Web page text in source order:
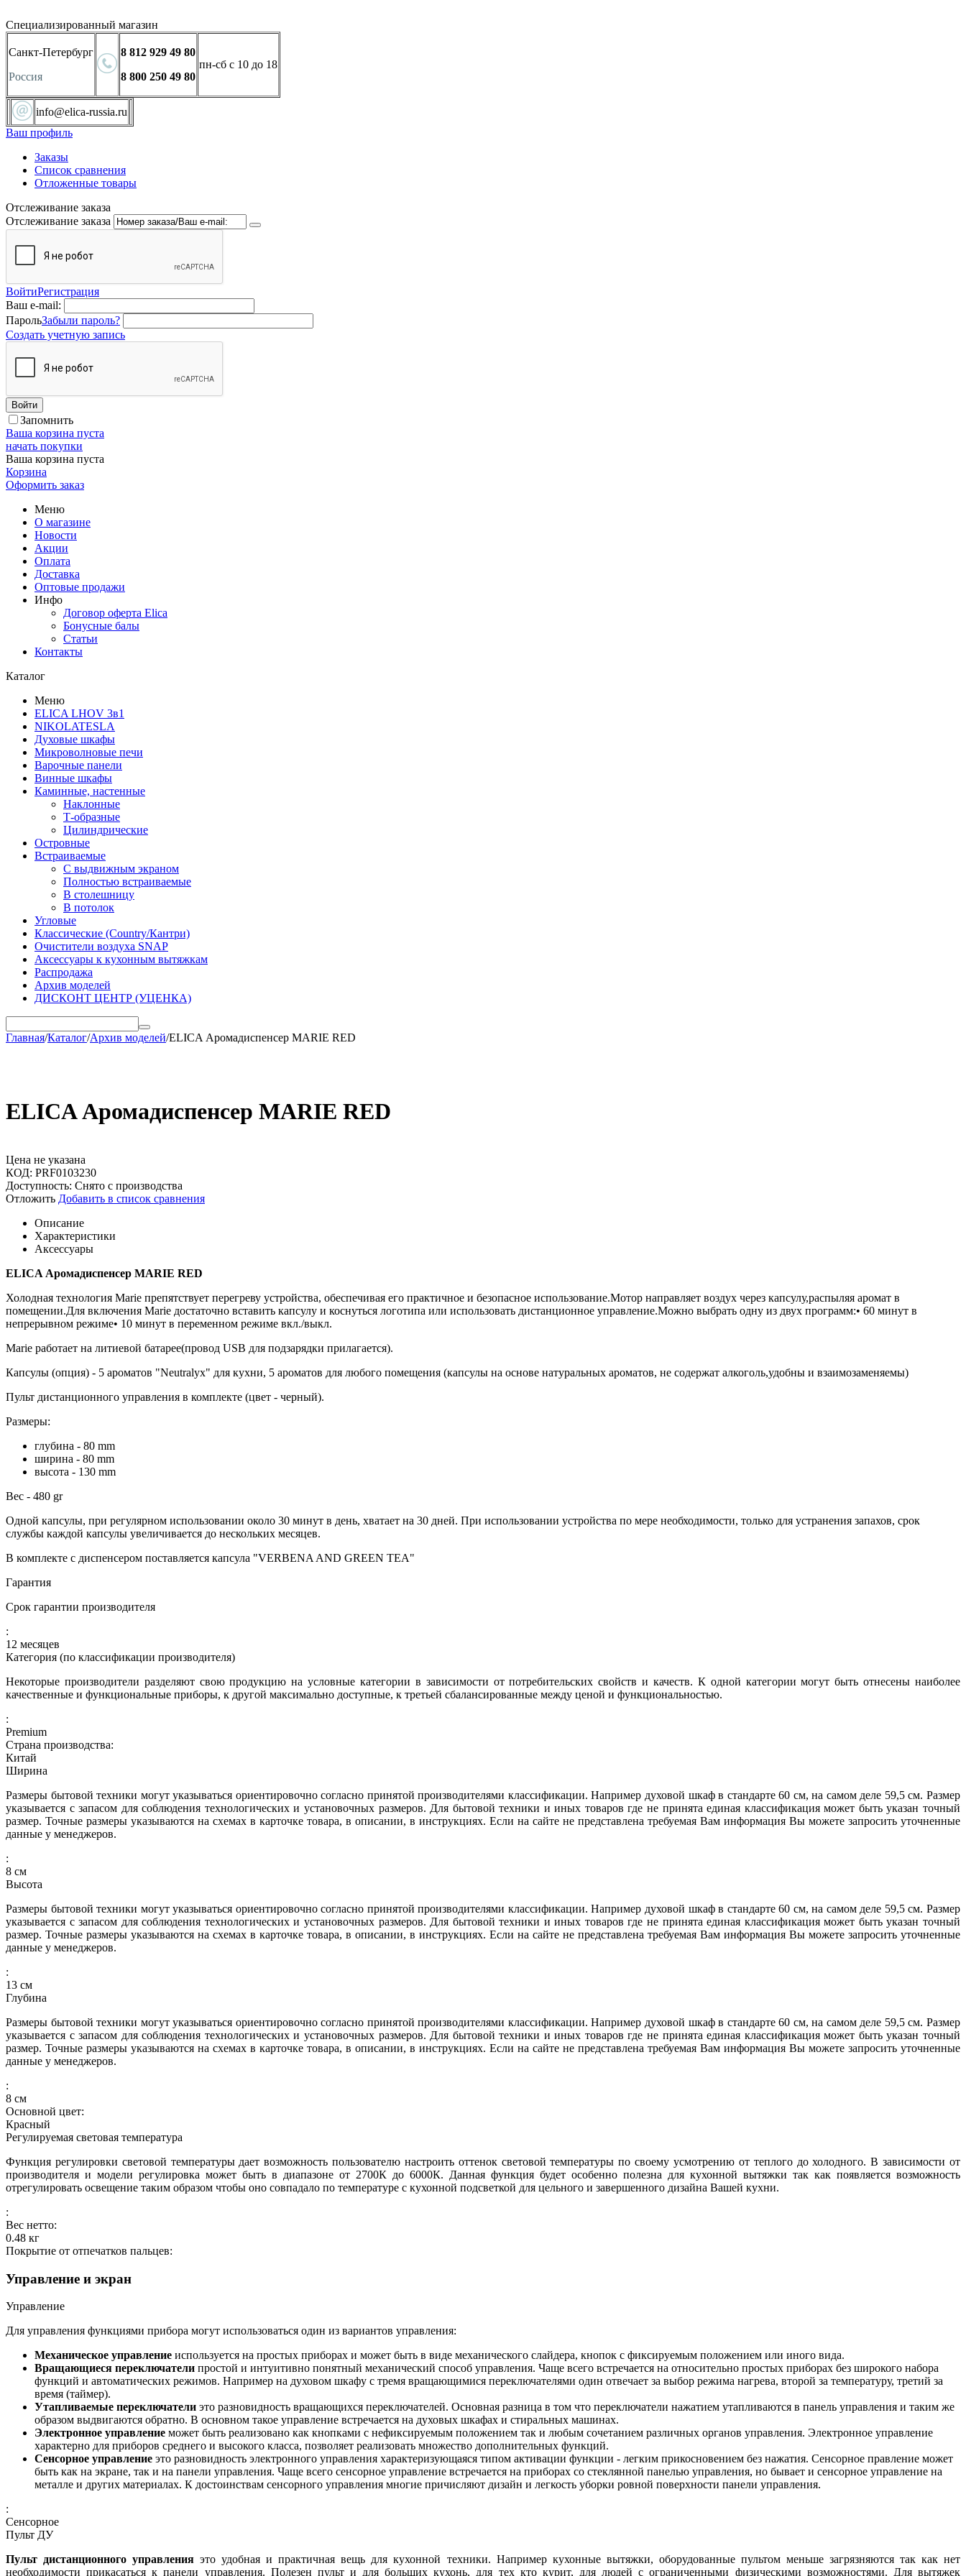
Специализированный магазин
Санкт-Петербург
Россия
8 812 929 49 80
8 800 250 49 80
пн-сб с 10 до 18
info@elica-russia.ru
Ваш профиль
Заказы
Список сравнения
Отложенные товары
Отслеживание заказа
Отслеживание заказа
ВойтиРегистрация
Ваш e-mail:
ПарольЗабыли пароль?
Создать учетную запись
Войти
Запомнить
Ваша корзина пуста
начать покупки
Ваша корзина пуста
Корзина
Оформить заказ
Меню
О магазине
Новости
Акции
Оплата
Доставка
Оптовые продажи
Инфо
Договор оферта Elica
Бонусные балы
Статьи
Контакты
Каталог
Меню
ELICA LHOV 3в1
NIKOLATESLA
Духовые шкафы
Микроволновые печи
Варочные панели
Винные шкафы
Каминные, настенные
Наклонные
Т-образные
Цилиндрические
Островные
Встраиваемые
С выдвижным экраном
Полностью встраиваемые
В столешницу
В потолок
Угловые
Классические (Country/Кантри)
Очистители воздуха SNAP
Аксессуары к кухонным вытяжкам
Распродажа
Архив моделей
ДИСКОНТ ЦЕНТР (УЦЕНКА)
Главная/Каталог/Архив моделей/ELICA Аромадиспенсер MARIE RED
ELICA Аромадиспенсер MARIE RED
Цена не указана
КОД: PRF0103230
Доступность: Снято с производства
Отложить Добавить в список сравнения
Описание
Характеристики
Аксессуары
ELICA Аромадиспенсер MARIE RED
Холодная технология Marie препятствует перегреву устройства, обеспечивая его практичное и безопасное использование.Мотор направляет воздух через капсулу,распыляя аромат в
помещении.Для включения Marie достаточно вставить капсулу и коснуться логотипа или использовать дистанционное управление.Можно выбрать одну из двух программ:• 60 минут в
непрерывном режиме• 10 минут в переменном режиме вкл./выкл.
Marie работает на литиевой батарее(провод USB для подзарядки прилагается).
Капсулы (опция) - 5 ароматов "Neutralyx" для кухни, 5 ароматов для любого помещения (капсулы на основе натуральных ароматов, не содержат алкоголь,удобны и взаимозаменяемы)
Пульт дистанционного управления в комплекте (цвет - черный).
Размеры:
глубина - 80 mm
ширина - 80 mm
высота - 130 mm
Вес - 480 gr
Одной капсулы, при регулярном использовании около 30 минут в день, хватает на 30 дней. При использовании устройства по мере необходимости, только для устранения запахов, срок
службы каждой капсулы увеличивается до нескольких месяцев.
В комплекте с диспенсером поставляется капсула "VERBENA AND GREEN TEA"
Гарантия
Срок гарантии производителя
:
12 месяцев
Категория (по классификации производителя)
Некоторые производители разделяют свою продукцию на условные категории в зависимости от потребительских свойств и качеств. К одной категории могут быть отнесены наиболее
качественные и функциональные приборы, к другой максимально доступные, к третьей сбалансированные между ценой и функциональностью.
:
Premium
Страна производства:
Китай
Ширина
Размеры бытовой техники могут указываться ориентировочно согласно принятой производителями классификации. Например духовой шкаф в стандарте 60 см, на самом деле 59,5 см. Размер
указывается с запасом для соблюдения технологических и установочных размеров. Для бытовой техники и иных товаров где не принята единая классификация может быть указан точный
размер. Точные размеры указываются на схемах в карточке товара, в описании, в инструкциях. Если на сайте не представлена требуемая Вам информация Вы можете запросить уточненные
данные у менеджеров.
:
8 см
Высота
Размеры бытовой техники могут указываться ориентировочно согласно принятой производителями классификации. Например духовой шкаф в стандарте 60 см, на самом деле 59,5 см. Размер
указывается с запасом для соблюдения технологических и установочных размеров. Для бытовой техники и иных товаров где не принята единая классификация может быть указан точный
размер. Точные размеры указываются на схемах в карточке товара, в описании, в инструкциях. Если на сайте не представлена требуемая Вам информация Вы можете запросить уточненные
данные у менеджеров.
:
13 см
Глубина
Размеры бытовой техники могут указываться ориентировочно согласно принятой производителями классификации. Например духовой шкаф в стандарте 60 см, на самом деле 59,5 см. Размер
указывается с запасом для соблюдения технологических и установочных размеров. Для бытовой техники и иных товаров где не принята единая классификация может быть указан точный
размер. Точные размеры указываются на схемах в карточке товара, в описании, в инструкциях. Если на сайте не представлена требуемая Вам информация Вы можете запросить уточненные
данные у менеджеров.
:
8 см
Основной цвет:
Красный
Регулируемая световая температура
Функция регулировки световой температуры дает возможность пользователю настроить оттенок световой температуры по своему усмотрению от теплого до холодного. В зависимости от
производителя и модели регулировка может быть в диапазоне от 2700К до 6000К. Данная функция будет особенно полезна для кухонной вытяжки так как появляется возможность
отрегулировать освещение таким образом чтобы оно совпадало по температуре с кухонной подсветкой для цельного и завершенного дизайна Вашей кухни.
:
Вес нетто:
0.48 кг
Покрытие от отпечатков пальцев:
Управление и экран
Управление
Для управления функциями прибора могут использоваться один из вариантов управления:
Механическое управление используется на простых приборах и может быть в виде механического слайдера, кнопок с фиксируемым положением или иного вида.
Вращающиеся переключатели простой и интуитивно понятный механический способ управления. Чаще всего встречается на относительно простых приборах без широкого набора
функций и автоматических режимов. Например на духовом шкафу с тремя вращающимися переключателями один отвечает за выбор режима нагрева, второй за температуру, третий за
время (таймер).
Утапливаемые переключатели это разновидность вращающихся переключателей. Основная разница в том что переключатели нажатием утапливаются в панель управления и таким же
образом выдвигаются обратно. В основном такое управление встречается на духовых шкафах и стиральных машинах.
Электронное управление может быть реализовано как кнопками с нефиксируемым положением так и любым сочетанием различных органов управления. Электронное управление
характерно для приборов среднего и высокого класса, позволяет реализовать множество дополнительных функций.
Сенсорное управление это разновидность электронного управления характеризующаяся типом активации функции - легким прикосновением без нажатия. Сенсорное правление может
быть как на экране, так и на панели управления. Чаще всего сенсорное управление встречается на приборах со стеклянной панелью управления, но бывает и сенсорное управление на
металле и других материалах. К достоинствам сенсорного управления многие причисляют дизайн и легкость уборки ровной поверхности панели управления.
:
Сенсорное
Пульт ДУ
Пульт дистанционного управления это удобная и практичная вещь для кухонной техники. Например кухонные вытяжки, оборудованные пультом меньше загрязняются так как нет
необходимости прикасаться к панели управления. Полезен пульт и для больших кухонь, для тех кто курит, для людей с ограниченными физическими возможностями. Для вытяжек